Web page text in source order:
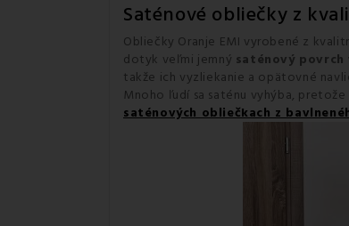
Saténové obliečky z
Obliečky Oranje EMI vyrobené z
dotyk veľmi jemný saténový
takže ich vyzliekanie a opätovné
Mnoho ľudí sa saténu vyhýba,
saténových obliečkach z